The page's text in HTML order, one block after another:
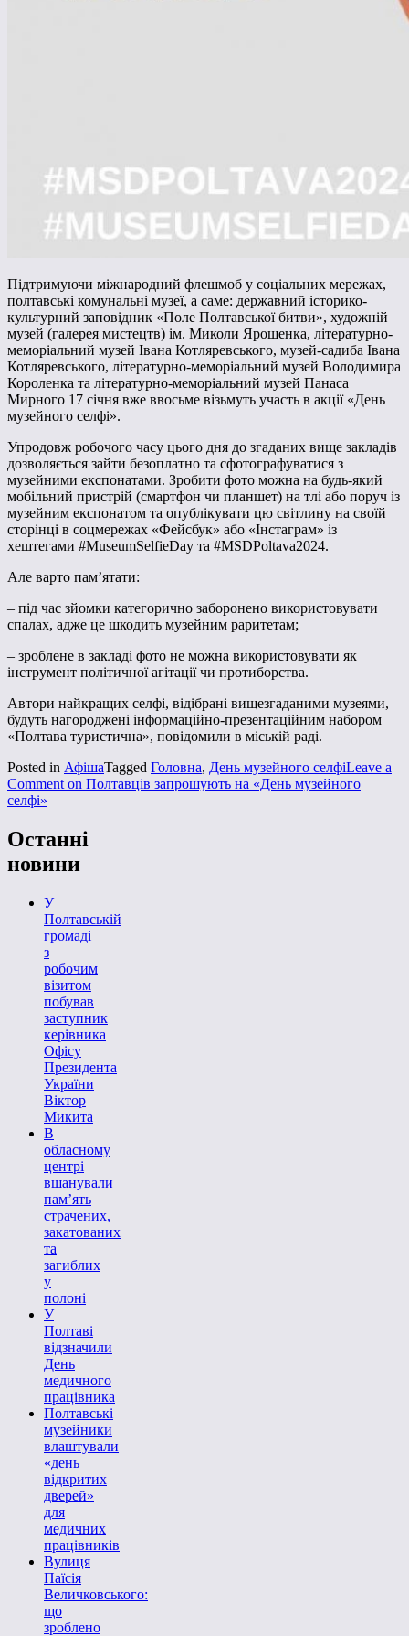
Підтримуючи міжнародний флешмоб у соціальних мережах,
полтавські комунальні музеї, а саме: державний історико-
культурний заповідник «Поле Полтавської битви», художній
музей (галерея мистецтв) ім. Миколи Ярошенка, літературно-
меморіальний музей Івана Котляревського, музей-садиба Івана
Котляревського, літературно-меморіальний музей Володимира
Короленка та літературно-меморіальний музей Панаса
Мирного 17 січня вже ввосьме візьмуть участь в акції «День
музейного селфі».
Упродовж робочого часу цього дня до згаданих вище закладів
дозволяється зайти безоплатно та сфотографуватися з
музейними експонатами. Зробити фото можна на будь-який
мобільний пристрій (смартфон чи планшет) на тлі або поруч із
музейним експонатом та опублікувати цю світлину на своїй
сторінці в соцмережах «Фейсбук» або «Інстаграм» із
хештегами #MuseumSelfieDay та #MSDPoltava2024.
Але варто пам’ятати:
– під час зйомки категорично заборонено використовувати
спалах, адже це шкодить музейним раритетам;
– зроблене в закладі фото не можна використовувати як
інструмент політичної агітації чи протиборства.
Автори найкращих селфі, відібрані вищезгаданими музеями,
будуть нагороджені інформаційно-презентаційним набором
«Полтава туристична», повідомили в міській раді.
Posted in АфішаTagged Головна, День музейного селфіLeave a
Comment on Полтавців запрошують на «День музейного
селфі»
Останні
новини
У
Полтавській
громаді
з
робочим
візитом
побував
заступник
керівника
Офісу
Президента
України
Віктор
Микита
В
обласному
центрі
вшанували
пам’ять
страчених,
закатованих
та
загиблих
у
полоні
У
Полтаві
відзначили
День
медичного
працівника
Полтавські
музейники
влаштували
«день
відкритих
дверей»
для
медичних
працівників
Вулиця
Паїсія
Величковського:
що
зроблено